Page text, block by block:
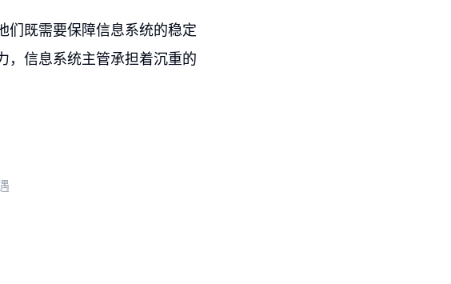
们既需要保障信息系统的稳定
，信息系统主管承担着沉重的